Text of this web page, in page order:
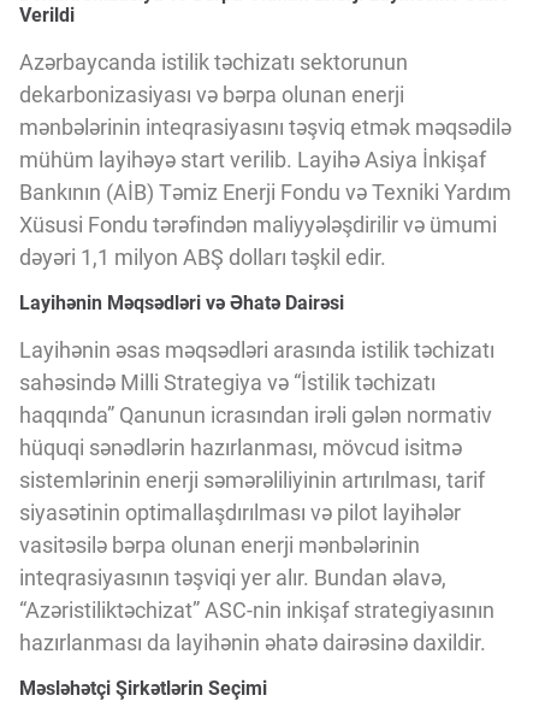
İSTIFADƏ ŞƏRTLƏRİ
MƏXFİLİK SİYASƏTİ
Haqqımızda
Vizyoner Baxışı
Innovasiya Bələdçisi
Gələcəyin Təhlili
Podkastlar
Verildi
Azərbaycanda istilik təchizatı sektorunun
dekarbonizasiyası və bərpa olunan enerji
mənbələrinin inteqrasiyasını təşviq etmək məqsədilə
mühüm layihəyə start verilib. Layihə Asiya İnkişaf
Bankının (AİB) Təmiz Enerji Fondu və Texniki Yardım
Xüsusi Fondu tərəfindən maliyyələşdirilir və ümumi
dəyəri 1,1 milyon ABŞ dolları təşkil edir.
Layihənin Məqsədləri və Əhatə Dairəsi
Layihənin əsas məqsədləri arasında istilik təchizatı
sahəsində Milli Strategiya və “İstilik təchizatı
haqqında” Qanunun icrasından irəli gələn normativ
hüquqi sənədlərin hazırlanması, mövcud isitmə
sistemlərinin enerji səmərəliliyinin artırılması, tarif
siyasətinin optimallaşdırılması və pilot layihələr
vasitəsilə bərpa olunan enerji mənbələrinin
inteqrasiyasının təşviqi yer alır. Bundan əlavə,
“Azəristiliktəchizat” ASC-nin inkişaf strategiyasının
hazırlanması da layihənin əhatə dairəsinə daxildir.
Məsləhətçi Şirkətlərin Seçimi